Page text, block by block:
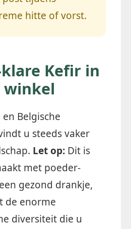
hitte of vorst.
Kefir in
winkel
Belgische
u steeds vaker
Let op: Dit is
met poeder-
gezond drankje,
de enorme
diversiteit die u